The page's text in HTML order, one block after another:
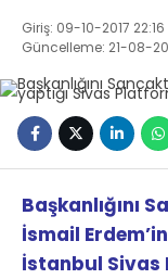
Giriş: 09-10-2017 22:16
Güncelleme: 21-08-
Başkanlığını
İsmail
İstanbul Sivas